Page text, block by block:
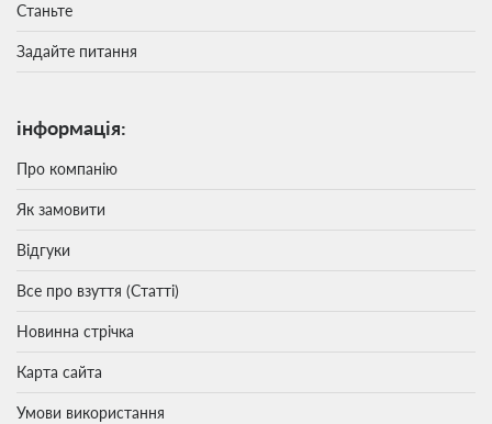
Станьте
Задайте питання
інформація:
Про компанію
Як замовити
Відгуки
Все про взуття (Статті)
Новинна стрічка
Карта сайта
Умови використання